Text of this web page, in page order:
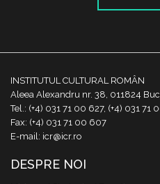
INSTITUTUL CULTURAL ROMÂN
Aleea Alexandru nr. 38, 011824
Tel.: (+4) 031 71 00 627, (+4) 031 71
Fax: (+4) 031 71 00 607
E-mail: icr@icr.ro
DESPRE NOI